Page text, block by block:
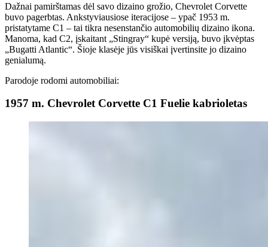
Dažnai pamirštamas dėl savo dizaino grožio, Chevrolet Corvette
buvo pagerbtas. Ankstyviausiose iteracijose – ypač 1953 m.
pristatytame C1 – tai tikra nesenstančio automobilių dizaino ikona.
Manoma, kad C2, įskaitant „Stingray“ kupė versiją, buvo įkvėptas
„Bugatti Atlantic“. Šioje klasėje jūs visiškai įvertinsite jo dizaino
genialumą.
Parodoje rodomi automobiliai:
1957 m. Chevrolet Corvette C1 Fuelie kabrioletas